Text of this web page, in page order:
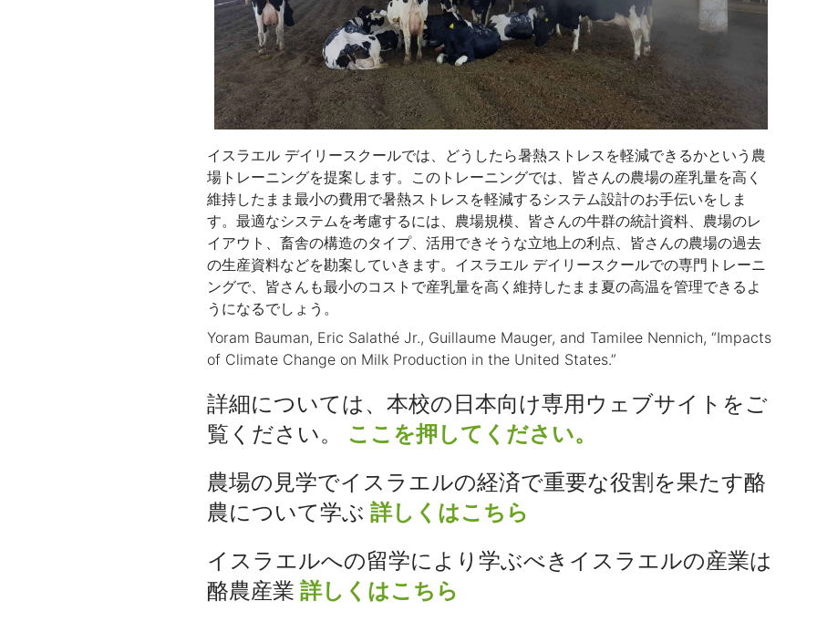
イスラエル デイリースクールでは、どうしたら暑熱ストレスを軽減できるかという農
場トレーニングを提案します。このトレーニングでは、皆さんの農場の産乳量を高く
維持したまま最小の費用で暑熱ストレスを軽減するシステム設計のお手伝いをしま
す。最適なシステムを考慮するには、農場規模、皆さんの牛群の統計資料、農場のレ
イアウト、畜舎の構造のタイプ、活用できそうな立地上の利点、皆さんの農場の過去
の生産資料などを勘案していきます。イスラエル デイリースクールでの専門トレーニ
ングで、皆さんも最小のコストで産乳量を高く維持したまま夏の高温を管理できるよ
うになるでしょう。
Yoram Bauman, Eric Salathé Jr., Guillaume Mauger, and Tamilee Nennich, “Impacts
of Climate Change on Milk Production in the United States.”
詳細については、本校の日本向け専用ウェブサイトをご
覧ください。 ここを押してください。
農場の見学でイスラエルの経済で重要な役割を果たす酪
農について学ぶ 詳しくはこち ら
イスラエルへの留学により学ぶべきイスラエルの産業は
酪農産業 詳しくはこちら